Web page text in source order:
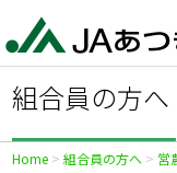
組合員の方へ
Home 組合員の方へ 営